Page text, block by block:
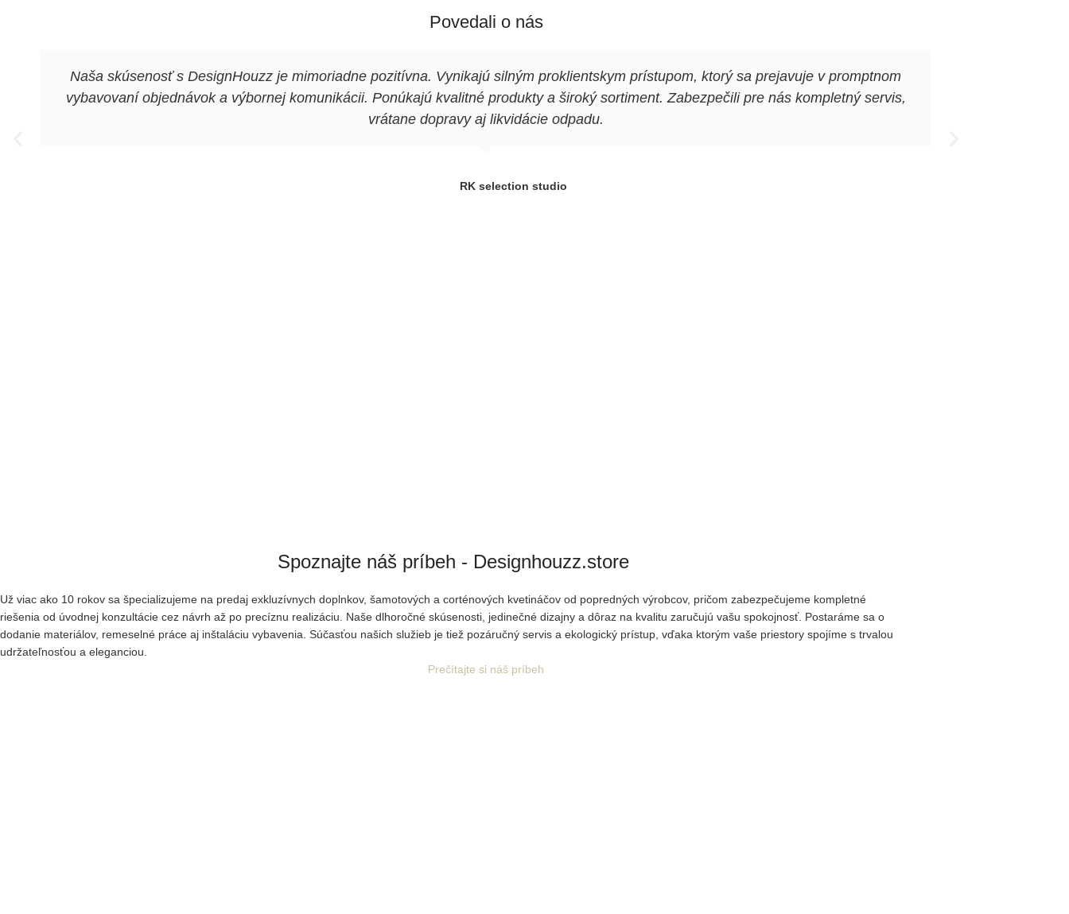
Povedali o nás
Naša skúsenosť s DesignHouzz je mimoriadne pozitívna. Vynikajú silným proklientskym prístupom, ktorý sa prejavuje v promptnom
vybavovaní objednávok a výbornej komunikácii. Ponúkajú kvalitné produkty a široký sortiment. Zabezpečili pre nás kompletný servis,
vrátane dopravy aj likvidácie odpadu.
RK selection studio
Spoznajte náš príbeh - Designhouzz.store
Už viac ako 10 rokov sa špecializujeme na predaj exkluzívnych doplnkov, šamotových a corténových kvetináčov od popredných výrobcov, pričom zabezpečujeme kompletné
riešenia od úvodnej konzultácie cez návrh až po precíznu realizáciu. Naše dlhoročné skúsenosti, jedinečné dizajny a dôraz na kvalitu zaručujú vašu spokojnosť. Postaráme sa o
dodanie materiálov, remeselné práce aj inštaláciu vybavenia. Súčasťou našich služieb je tiež pozáručný servis a ekologický prístup, vďaka ktorým vaše priestory spojíme s trvalou
udržateľnosťou a eleganciou.
Prečítajte si náš príbeh